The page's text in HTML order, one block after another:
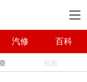
汽修 百科
视频